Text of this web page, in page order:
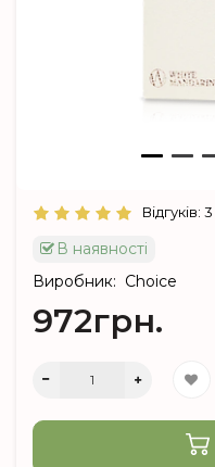
Відгуків: 3
В наявності
Виробник: Choice
972грн.